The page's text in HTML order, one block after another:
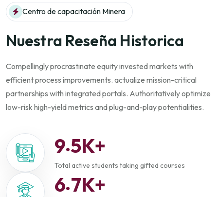
Centro de capacitación Minera
Nuestra Reseña Historica
Compellingly procrastinate equity invested markets with
efficient process improvements. actualize mission-critical
partnerships with integrated portals. Authoritatively optimize
low-risk high-yield metrics and plug-and-play potentialities.
9.5K+
Total active students taking gifted courses
6.7K+